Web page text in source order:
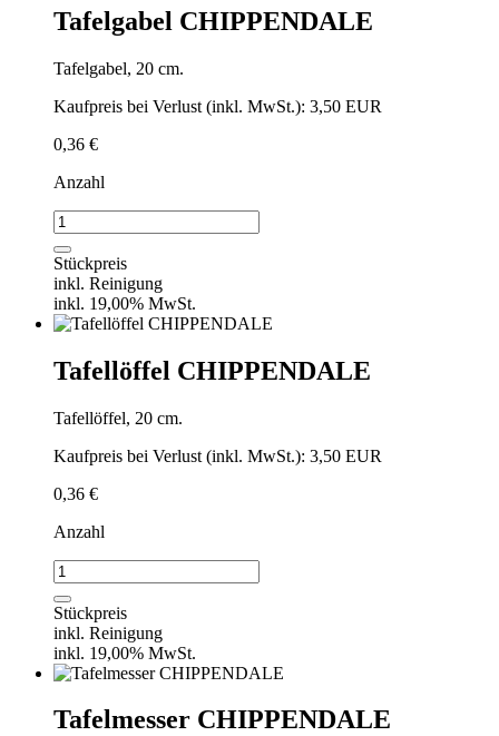
Tafelgabel CHIPPENDALE
Tafelgabel, 20 cm.
Kaufpreis bei Verlust (inkl. MwSt.): 3,50 EUR
0,36 €
Anzahl
Tafelgabel
CHIPPENDALE
Menge
Stückpreis
inkl. Reinigung
inkl. 19,00% MwSt.
Tafellöffel CHIPPENDALE
Tafellöffel, 20 cm.
Kaufpreis bei Verlust (inkl. MwSt.): 3,50 EUR
0,36 €
Anzahl
Tafellöffel
CHIPPENDALE
Menge
Stückpreis
inkl. Reinigung
inkl. 19,00% MwSt.
Tafelmesser CHIPPENDALE